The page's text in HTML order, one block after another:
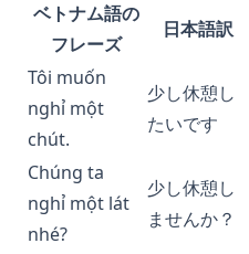
ベトナム語の
フレーズ
日本語訳
Tôi muốn
nghỉ một
chút.
少し休憩し
たいです
Chúng ta
nghỉ một lát
nhé?
少し休憩し
ませんか？